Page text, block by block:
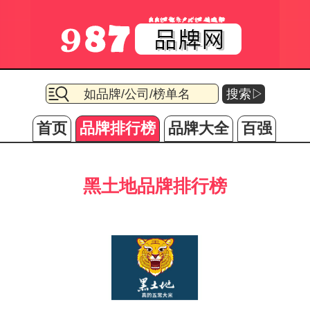
搜索▷
首页 品牌排行榜 品牌大全 百强
黑土地品牌排行榜